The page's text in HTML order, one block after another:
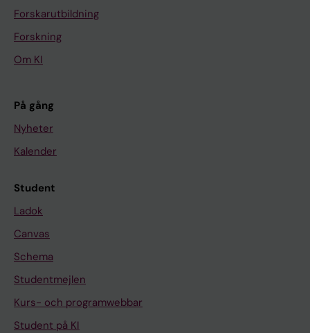
Forskarutbildning
Forskning
Om KI
På gång
Nyheter
Kalender
Student
Ladok
Canvas
Schema
Studentmejlen
Kurs- och programwebbar
Student på KI